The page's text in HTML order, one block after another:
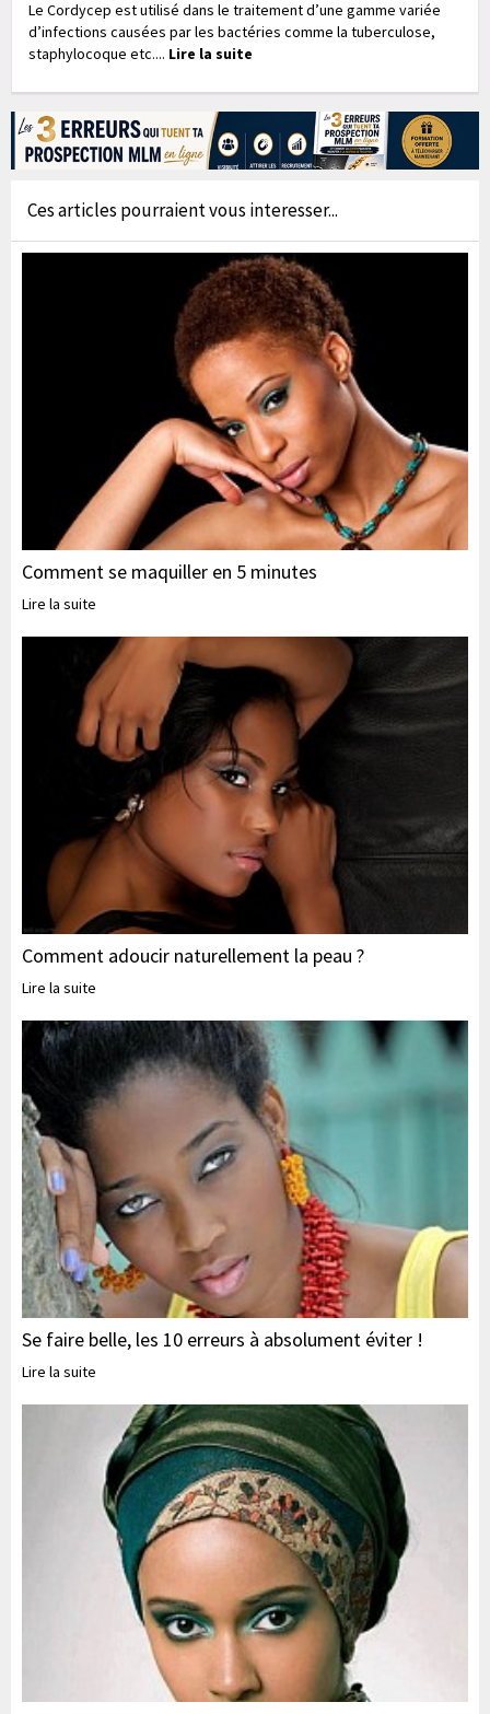
Le Cordycep est utilisé dans le traitement d’une gamme variée
d’infections causées par les bactéries comme la tuberculose,
staphylocoque etc.... Lire la suite
Ces articles pourraient vous interesser...
Comment se maquiller en 5 minutes
Lire la suite
Comment adoucir naturellement la peau ?
Lire la suite
Se faire belle, les 10 erreurs à absolument éviter !
Lire la suite